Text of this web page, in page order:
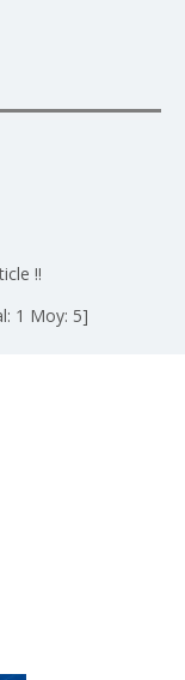
!!
1 Moy: 5]